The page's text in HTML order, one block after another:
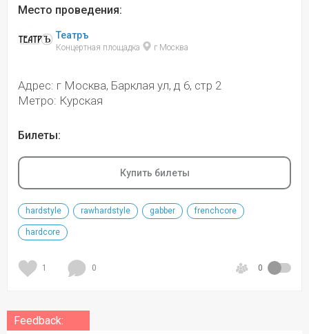
Место проведения:
Театръ
Концертная площадка г Москва
Адрес: г Москва, Барклая ул, д 6, стр 2
Метро: Курская
Билеты:
Купить билеты
hardstyle rawhardstyle gabber frenchcore
hardcore
1 0 0
Feedback: